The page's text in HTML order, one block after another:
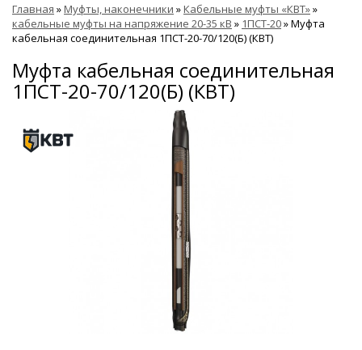
Главная »Муфты, наконечники »Кабельные муфты «КВТ»»
кабельные муфты на напряжение 20-35 кВ » 1ПСТ-20»Муфта
кабельная соединительная 1ПСТ-20-70/120(Б) (КВТ)
Муфта кабельная соединительная
1ПСТ-20-70/120(Б) (КВТ)